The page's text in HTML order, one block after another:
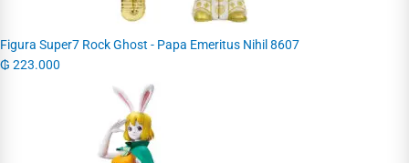
Figura Super7 Rock Ghost - Papa Emeritus Nihil 8607
₲ 223.000